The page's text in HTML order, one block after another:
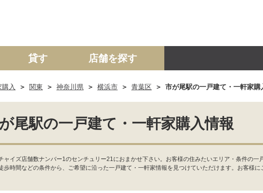
て マンション 土地 事業投資用
貸す 店舗を探す
入 関東 神奈川県 横浜市 青葉区 市が尾駅の一戸建て・一軒家購
尾駅の一戸建て・一軒家購入情報
イズ店舗数ナンバー1のセンチュリー21におまかせ下さい。お客様の住みたいエリア・条件の
時間などの条件から、ご希望に沿った一戸建て・一軒家情報を見つけていただけます。お客様